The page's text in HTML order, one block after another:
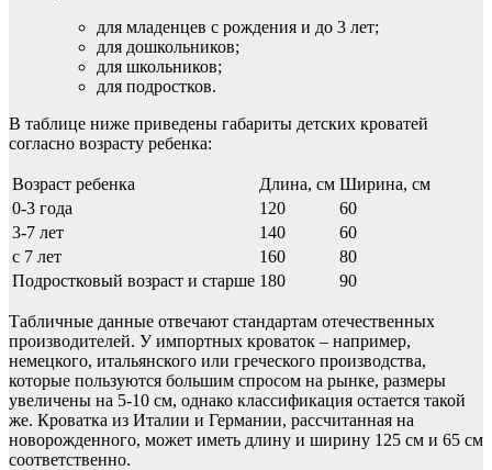
для младенцев с рождения и до 3 лет;
для дошкольников;
для школьников;
для подростков.
В таблице ниже приведены габариты детских кроватей
согласно возрасту ребенка:
Возраст ребенка Длина, см Ширина, см
0-3 года
120
60
3-7 лет
140
60
с 7 лет
160
80
Подростковый возраст и старше 180 90
Табличные данные отвечают стандартам отечественных
производителей. У импортных кроваток – например,
немецкого, итальянского или греческого производства,
которые пользуются большим спросом на рынке, размеры
увеличены на 5-10 см, однако классификация остается такой
же. Кроватка из Италии и Германии, рассчитанная на
новорожденного, может иметь длину и ширину 125 см и 65 см
соответственно.